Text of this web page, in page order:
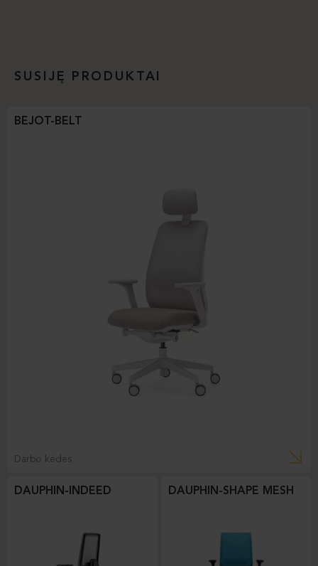
SUSIJĘ PRODUKTAI
BEJOT-BELT
Darbo kėdės
DAUPHIN-INDEED DAUPHIN-SHAPE MESH